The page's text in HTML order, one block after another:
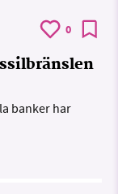
0
banker har